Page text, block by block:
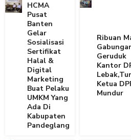
HCMA
Pusat
Banten
Gelar
Sosialisasi
Sertifikat
Halal &
Digital
Marketing
Buat Pelaku
UMKM Yang
Ada Di
Kabupaten
Pandeglang
Ribuan
Geruduk
Kantor
Ketua
Mundur